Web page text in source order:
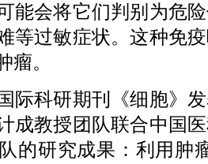
能会将它们判别为危
等过敏症状。这种免
瘤。
科研期刊《细胞》发
成教授团队联合中国
的研究成果：利用肿